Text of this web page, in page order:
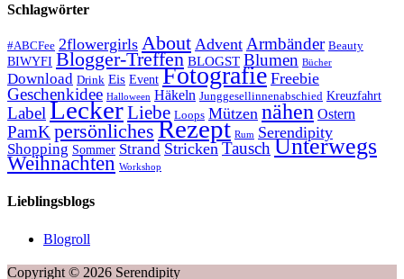
Schlagwörter
#ABCFee 2flowergirls About Advent Armbänder Beauty
BIWYFI Blogger-Treffen BLOGST Blumen Bücher
Download Drink Eis Event Fotografie Freebie
Geschenkidee Halloween Häkeln Junggesellinnenabschied Kreuzfahrt
LabelLeckerLiebe Loops Mützen nähen Ostern
PamKpersönliches Rezept Rum Serendipity
Shopping Sommer Strand Stricken TauschUnterwegs
Weihnachten Workshop
Lieblingsblogs
Blogroll
Copyright © 2026 Serendipity